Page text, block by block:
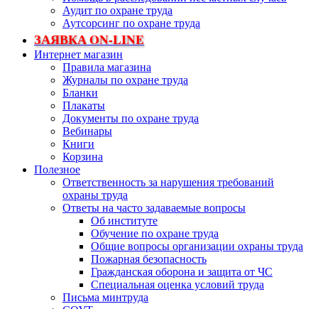
Аудит по охране труда
Аутсорсинг по охране труда
ЗАЯВКА ON-LINE
Интернет магазин
Правила магазина
Журналы по охране труда
Бланки
Плакаты
Документы по охране труда
Вебинары
Книги
Корзина
Полезное
Ответственность за нарушения требований
охраны труда
Ответы на часто задаваемые вопросы
Об институте
Обучение по охране труда
Общие вопросы организации охраны труда
Пожарная безопасность
Гражданская оборона и защита от ЧС
Специальная оценка условий труда
Письма минтруда